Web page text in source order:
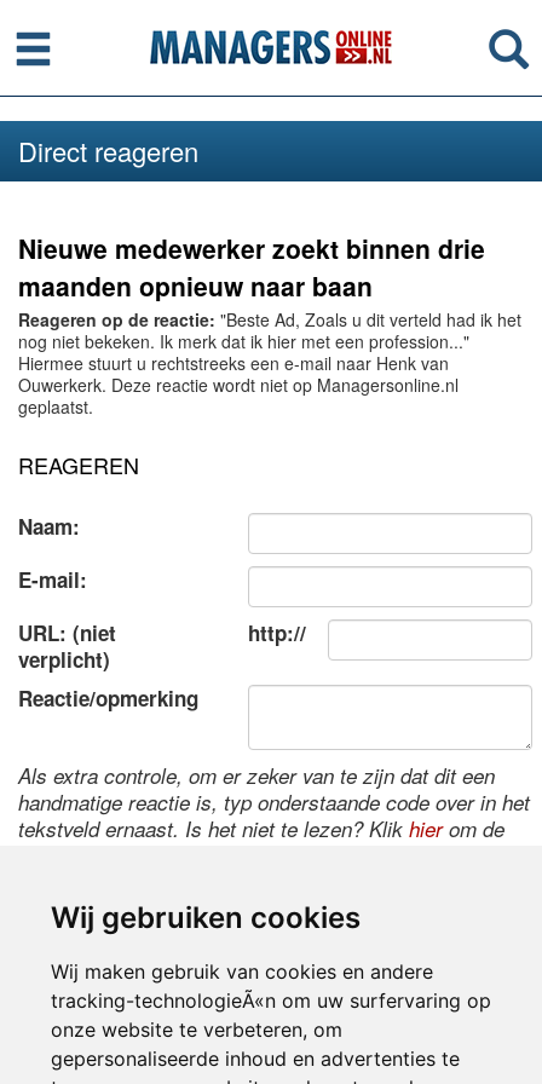
Wij gebruiken cookies
Wij maken gebruik van cookies en andere
tracking-technologieÃ«n om uw surfervaring op
onze website te verbeteren, om
gepersonaliseerde inhoud en advertenties te
Menu
Direct reageren
Nieuwe medewerker zoekt binnen drie
maanden opnieuw naar baan
Reageren op de reactie: "Beste Ad, Zoals u dit verteld had ik het
nog niet bekeken. Ik merk dat ik hier met een profession..."
Hiermee stuurt u rechtstreeks een e-mail naar Henk van
Ouwerkerk. Deze reactie wordt niet op Managersonline.nl
geplaatst.
REAGEREN
Naam:
E-mail:
URL: (niet
verplicht)
http://
Reactie/opmerking
Als extra controle, om er zeker van te zijn dat dit een
handmatige reactie is, typ onderstaande code over in het
tekstveld ernaast. Is het niet te lezen? Klik hierom de